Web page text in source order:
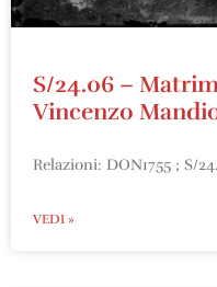
S/24.06 –
Vincenzo
Relazioni: DON1755 ; S/
VEDI »